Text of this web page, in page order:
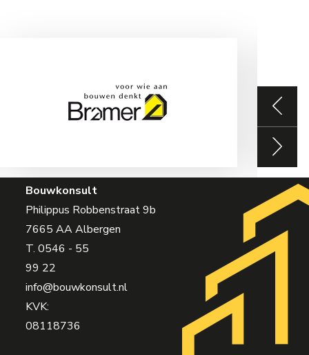
Bouwkonsult
Philippus Robbenstraat 9b
7665 AA Albergen
T.0546 - 55
99 22
info@bouwkonsult.nl
KVK:
08118736